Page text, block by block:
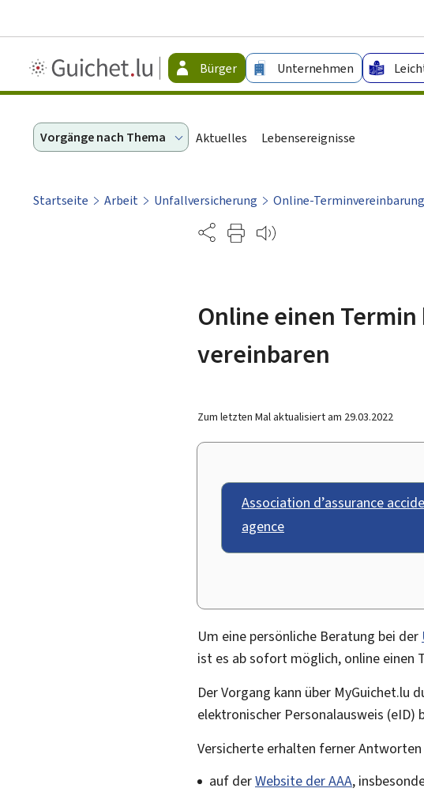
Guichet.lu
-
Bürger Unternehmen
Vorgänge nach Thema Aktuelles Lebensereignisse
Startseite Arbeit Unfallversicherung Online-Terminvereinbarung
Partage
Online einen
vereinbaren
Zum letzten Mal aktualisiert am 29.03.2022
Association d’assurance
agence
Um eine persönliche Beratung bei der
ist es ab sofort möglich, online einen
Der Vorgang kann über MyGuichet.lu
elektronischer Personalausweis (eID)
Versicherte erhalten ferner
auf derWebsite der AAA,